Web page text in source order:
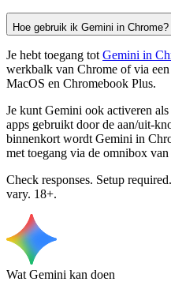
Hoe gebruik ik Gemini in Chrome?
Je hebt toegang tot Gemini in
werkbalk van Chrome of via
MacOS en Chromebook Plus.
Je kunt Gemini ook activeren
apps gebruikt door de aan/uit-
binnenkort wordt Gemini in
met toegang via de omnibox
Check responses. Setup
vary. 18+.
Wat Gemini kan doen